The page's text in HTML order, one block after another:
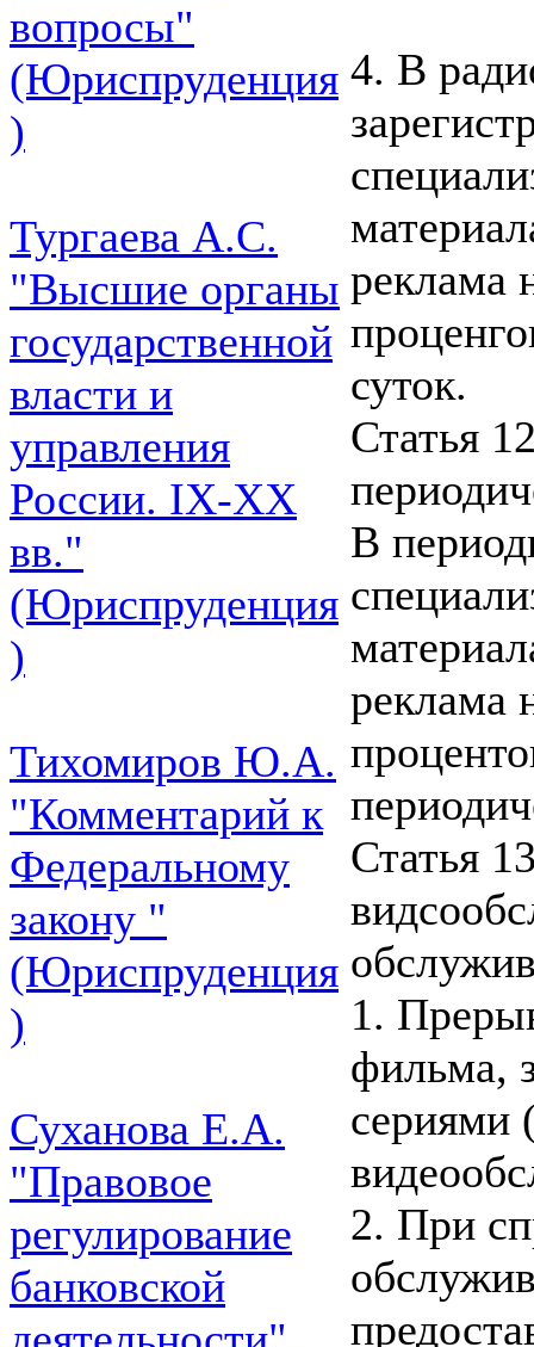
вопросы"
(Юриспруденция
)
Тургаева А.С.
"Высшие органы
государственной
власти и
управления
России. IХ-ХХ
вв."
(Юриспруденция
)
Тихомиров Ю.А.
"Комментарий к
Федеральному
закону "
(Юриспруденция
)
Суханова Е.А.
"Правовое
регулирование
банковской
4. В
реклама
суток.
Статья
В
реклама
Статья
1.
фильма,
сериями
2. При